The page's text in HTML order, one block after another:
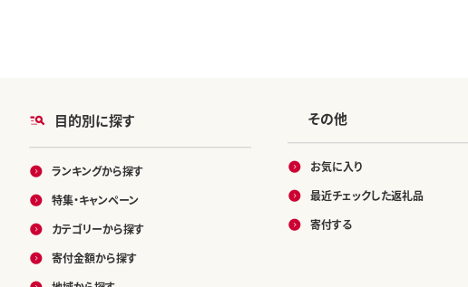
目的別に探す
ランキングから探す
特集・キャンペーン
カテゴリーから探す
寄付金額から探す
その他
お気に入り
最近チェックした返礼品
寄付する